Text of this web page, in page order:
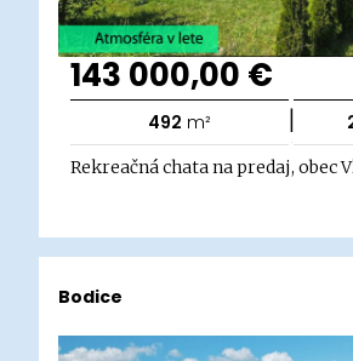
143 000,00 €
492 m² |
Rekreačná chata na predaj, obec
Bodice